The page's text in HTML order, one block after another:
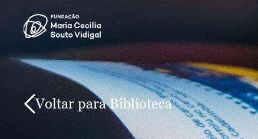
Voltar para Biblioteca